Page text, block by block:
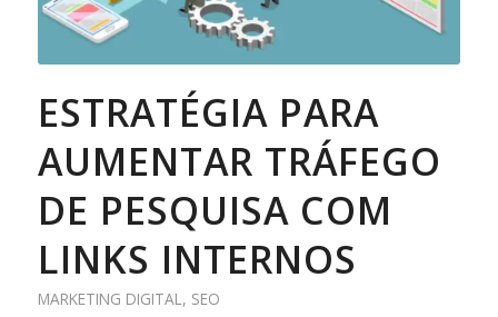
ESTRATÉGIA PARA
AUMENTAR TRÁFEGO
DE PESQUISA COM
LINKS INTERNOS
MARKETING DIGITAL , SEO